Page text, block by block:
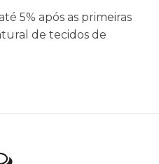
5% após as primeiras
de tecidos de